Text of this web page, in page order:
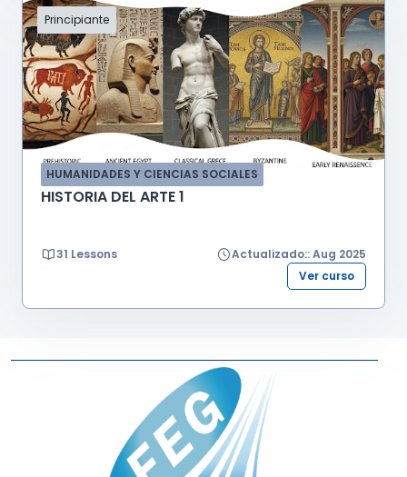
Principiante
HUMANIDADES Y CIENCIAS SOCIALES
HISTORIA DEL ARTE 1
31 Lessons
Actualizado:: Aug 2025
Ver curso